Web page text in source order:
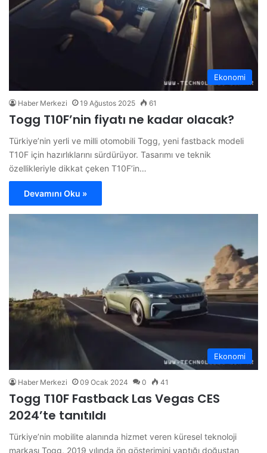
Ekonomi
Haber Merkezi 19 Ağustos 2025 61
Togg T10F’nin fiyatı ne kadar olacak?
Türkiye’nin yerli ve milli otomobili Togg, yeni fastback modeli
T10F için hazırlıklarını sürdürüyor. Tasarımı ve teknik
özellikleriyle dikkat çeken T10F’in…
Devamını Oku »
Ekonomi
Haber Merkezi 09 Ocak 2024 0 41
Togg T10F Fastback Las Vegas CES
2024’te tanıtıldı
Türkiye’nin mobilite alanında hizmet veren küresel teknoloji
markası Togg, 2019 yılında ön gösterimini yaptığı doğuştan